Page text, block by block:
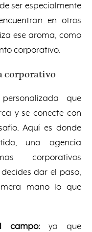
ser especialmente
en otros
ese aroma, como
corporativo.
corporativo
que
y se conecte con
Aquí es donde
una agencia
corporativos
dar el paso,
mano lo que
campo:ya que